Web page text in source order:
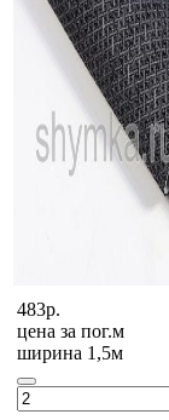
483р.
цена за пог.м
ширина 1,5м